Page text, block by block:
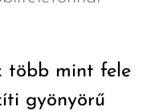
több mint fele
gyönyörű